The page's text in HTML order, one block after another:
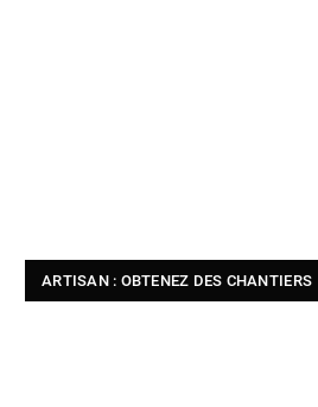
ARTISAN : OBTENEZ DES CHANTIERS